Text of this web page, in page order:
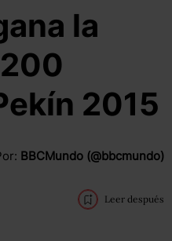
la
2015
BBCMundo (@bbcmundo)
Leer después